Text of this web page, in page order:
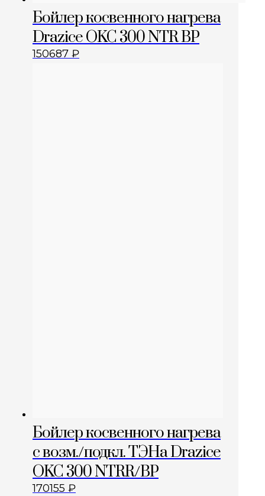
Бойлер косвенного нагрева
Drazice OKC 300 NTR BP
150687 ₽
Бойлер косвенного нагрева
с возм./подкл. ТЭНа Drazice
OKC 300 NTRR/BP
170155 ₽